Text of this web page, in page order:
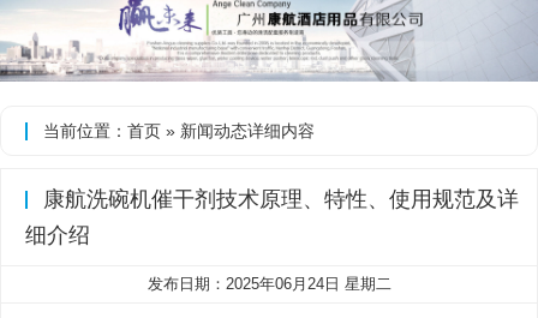
当前位置： 首页 » 新闻动态详细内容
康航洗碗机催干剂技术原理、特性、使用规范及详
细介绍
发布日期：2025年06月24日 星期二